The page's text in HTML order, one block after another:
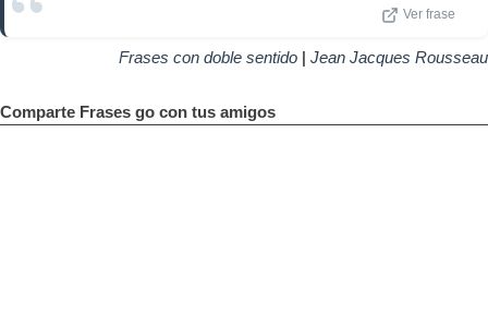
Ver frase
Frases con doble sentido | Jean Jacques Rousseau
Comparte Frases go con tus amigos